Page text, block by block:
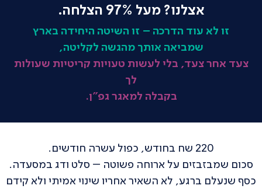
אצלנו? מעל 97% הצלחה.
זו לא עוד הדרכה – זו השיטה היחידה בארץ
שמביאה אותך מהגשה לקליטה,
צעד אחר צעד, בלי לעשות טעויות קריטיות שעולות
לך
בקבלה למאגר גפ"ן.
220 שח בחודש, כפול עשרה חודשים.
סכום שמבזבזים על ארוחה פשוטה – סלט ודג במסעדה.
כסף שנעלם ברגע, לא השאיר אחריו שינוי אמיתי ולא קידם